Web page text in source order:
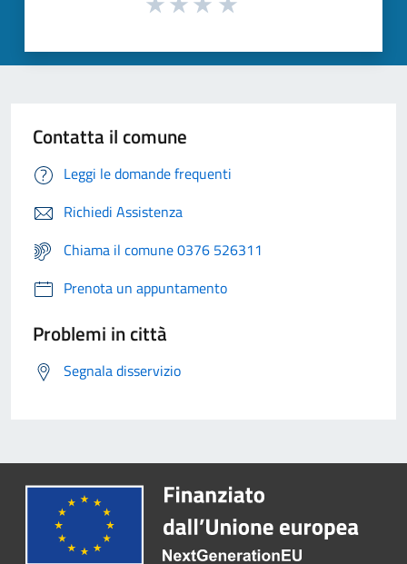
Contatta il comune
Leggi le domande frequenti
Richiedi Assistenza
Chiama il comune 0376 526311
Prenota un appuntamento
Problemi in città
Segnala disservizio